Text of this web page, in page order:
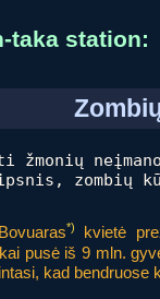
taka station:
žmonių
zombių
*)
kvietė
pusė iš 9 mln.
kad